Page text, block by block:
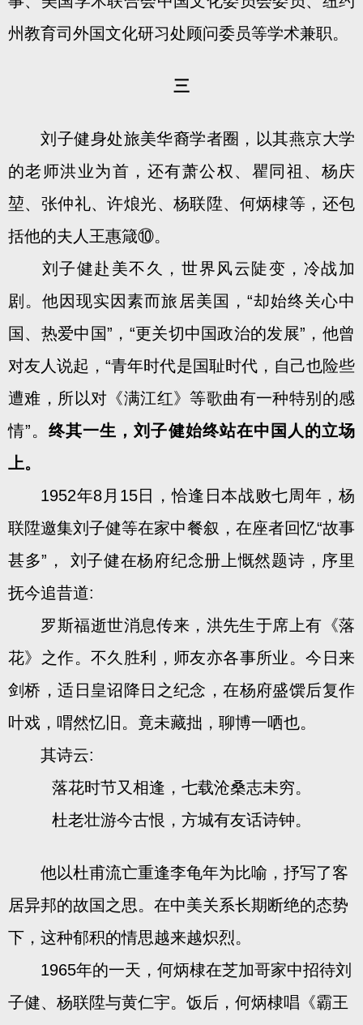
州教育司外国文化研习处顾问委员等学术兼职。
三
刘子健身处旅美华裔学者圈，以其燕京大学
的老师洪业为首，还有萧公权、瞿同祖、杨庆
堃、张仲礼、许烺光、杨联陞、何炳棣等，还包
括他的夫人王惠箴⑩。
刘子健赴美不久，世界风云陡变，冷战加
剧。他因现实因素而旅居美国，“却始终关心中
国、热爱中国”，“更关切中国政治的发展”，他曾
对友人说起，“青年时代是国耻时代，自己也险些
遭难，所以对《满江红》等歌曲有一种特别的感
情”。终其一生，刘子健始终站在中国人的立场
上。
1952年8月15日，恰逢日本战败七周年，杨
联陞邀集刘子健等在家中餐叙，在座者回忆“故事
甚多”， 刘子健在杨府纪念册上慨然题诗，序里
抚今追昔道:
罗斯福逝世消息传来，洪先生于席上有《落
花》之作。不久胜利，师友亦各事所业。今日来
剑桥，适日皇诏降日之纪念，在杨府盛馔后复作
叶戏，喟然忆旧。竟未藏拙，聊博一哂也。
其诗云:
落花时节又相逢，七载沧桑志未穷。
杜老壮游今古恨，方城有友话诗钟。
他以杜甫流亡重逢李龟年为比喻，抒写了客
居异邦的故国之思。在中美关系长期断绝的态势
下，这种郁积的情思越来越炽烈。
1965年的一天，何炳棣在芝加哥家中招待刘
子健、杨联陞与黄仁宇。饭后，何炳棣唱《霸王